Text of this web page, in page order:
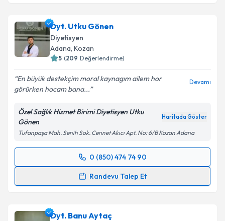
Dyt. Utku Gönen
Diyetisyen
Adana, Kozan
5 (209 Değerlendirme)
En büyük destekçim moral kaynagım ailem hor
görürken hocam bana...
Devamı
Özel Sağlık Hizmet Birimi Diyetisyen Utku
Gönen
Haritada Göster
​Tufanpaşa Mah. Senih Sok. Cennet Akıcı Apt. No: 6/B Kozan Adana
0 (850) 474 74 90
Randevu Talep Et
Randevu Takvimi Talebi
takvim hazırlandığında e-posta ile bilgilendireceğiz.
Dyt. Banu Aytaç